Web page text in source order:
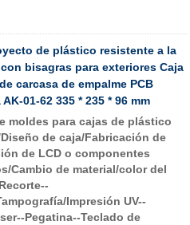
de plástico resistente a la
bisagras para exteriores Caja
carcasa de empalme PCB
01-62 335 * 235 * 96 mm
moldes para cajas de plástico
de caja/Fabricación de
de LCD o componentes
Cambio de material/color del
Impresión UV--
Pegatina--Teclado de